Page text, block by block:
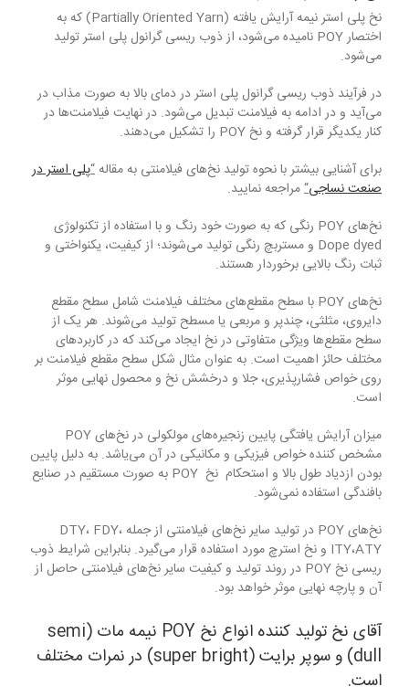
نخ پلی استر نیمه آرایش یافته (Partially Oriented Yarn) که به
اختصار POY نامیده می‌شود، از ذوب ریسی گرانول پلی استر تولید
می‌شود.
در فرآیند ذوب ریسی گرانول پلی استر در دمای بالا به صورت مذاب در
می‌آید و در ادامه به فیلامنت تبدیل می‌شود. در نهایت فیلامنت‌ها در
کنار یکدیگر قرار گرفته و نخ POY را تشکیل می‌دهند.
برای آشنایی بیشتر با نحوه تولید نخ‌های فیلامنتی به مقاله“پلی استر در
صنعت نساجی“مراجعه نمایید.
نخ‌های POY رنگی که به صورت خود رنگ و با استفاده از تکنولوژی
Dope dyed و مستربچ رنگی تولید می‌شوند؛ از کیفیت، یکنواختی و
ثبات رنگ بالایی برخوردار هستند.
نخ‌های POY با سطح مقطع‌های مختلف فیلامنت شامل سطح مقطع
دایروی، مثلثی، چندپر و مربعی یا مسطح تولید می‌شوند. هر یک از
سطح مقطع‌ها ویژگی متفاوتی در نخ ایجاد می‌کند که در کاربردهای
مختلف حائز اهمیت است. به عنوان مثال شکل سطح مقطع فیلامنت بر
روی خواص فشارپذیری، جلا و درخشش نخ و محصول نهایی موثر
است.
میزان آرایش یافتگی پایین زنجیره‌های مولکولی در نخ‌های POY
مشخص کننده خواص فیزیکی و مکانیکی در آن می‌یاشد. به دلیل پایین
بودن ازدیاد طول بالا و استحکام نخ POY به صورت مستقیم در صنایع
بافندگی استفاده نمی‌شود.
نخ‌های POY در تولید سایر نخ‌های فیلامنتی از جمله DTY، FDY،
ITY،ATY و نخ استرچ مورد استفاده قرار می‌گیرد. بنابراین شرایط ذوب
ریسی نخ POY در روند تولید و کیفیت سایر نخ‌های فیلامنتی حاصل از
آن و پارچه نهایی موثر خواهد بود.
آقای نخ تولید کننده انواع نخ POY نیمه مات (semi
dull) و سوپر برایت (super bright) در نمرات مختلف
است.